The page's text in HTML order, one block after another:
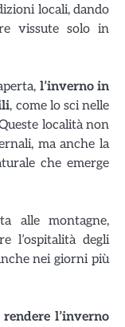
locali, dando
vissute solo in
l’inverno in
, come lo sci nelle
località non
ma anche la
che emerge
alle montagne,
l’ospitalità degli
nei giorni più
l’inverno